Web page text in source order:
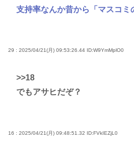
支持率なんか昔から「マスコミ
29 : 2025/04/21(月) 09:53:26.44 ID:W9YmMplO0
>>18
でもアサヒだぞ？
16 : 2025/04/21(月) 09:48:51.32 ID:FVkIEZjL0